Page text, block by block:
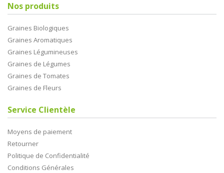
Nos produits
Graines Biologiques
Graines Aromatiques
Graines Légumineuses
Graines de Légumes
Graines de Tomates
Graines de Fleurs
Service Clientèle
Moyens de paiement
Retourner
Politique de Confidentialité
Conditions Générales